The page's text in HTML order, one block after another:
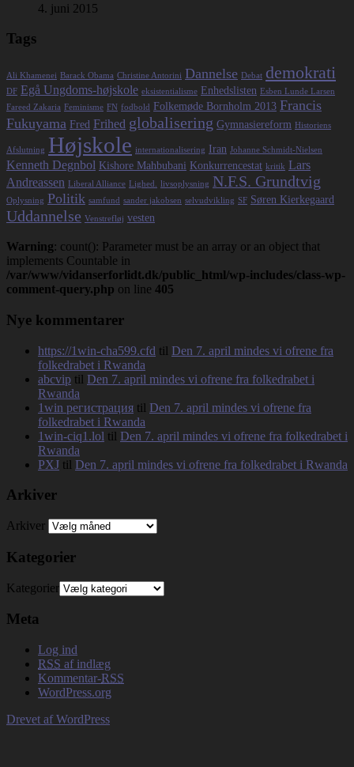
4. juni 2015
Tags
Ali Khamenei Barack Obama Christine Antorini Dannelse Debat demokrati
DF Egå Ungdoms-højskole eksistentialisme Enhedslisten Esben Lunde Larsen
Fareed Zakaria Feminisme FN fodbold Folkemøde Bornholm 2013 Francis
Fukuyama Fred Frihed globalisering Gymnasiereform Historiens
Afslutning Højskole internationalisering Iran Johanne Schmidt-Nielsen
Kenneth Degnbol Kishore Mahbubani Konkurrencestat kritik Lars
Andreassen Liberal Alliance Lighed. livsoplysning N.F.S. Grundtvig
Oplysning Politik samfund sander jakobsen selvudvikling SF Søren Kierkegaard
Uddannelse Venstrefløj vesten
Warning: count(): Parameter must be an array or an object that
implements Countable in
/var/www/vidanserforlidt.dk/public_html/wp-includes/class-wp-
comment-query.php on line 405
Nye kommentarer
https://1win-cha599.cfd til Den 7. april mindes vi ofrene fra
folkedrabet i Rwanda
abcvip til Den 7. april mindes vi ofrene fra folkedrabet i
Rwanda
1win регистрация til Den 7. april mindes vi ofrene fra
folkedrabet i Rwanda
1win-ciq1.lol til Den 7. april mindes vi ofrene fra folkedrabet i
Rwanda
PXJ til Den 7. april mindes vi ofrene fra folkedrabet i Rwanda
Arkiver
Arkiver
Kategorier
Kategorier
Meta
Log ind
RSS af indlæg
Kommentar-RSS
WordPress.org
Drevet af WordPress